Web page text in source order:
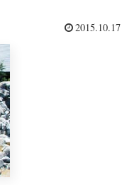
2015.10.17